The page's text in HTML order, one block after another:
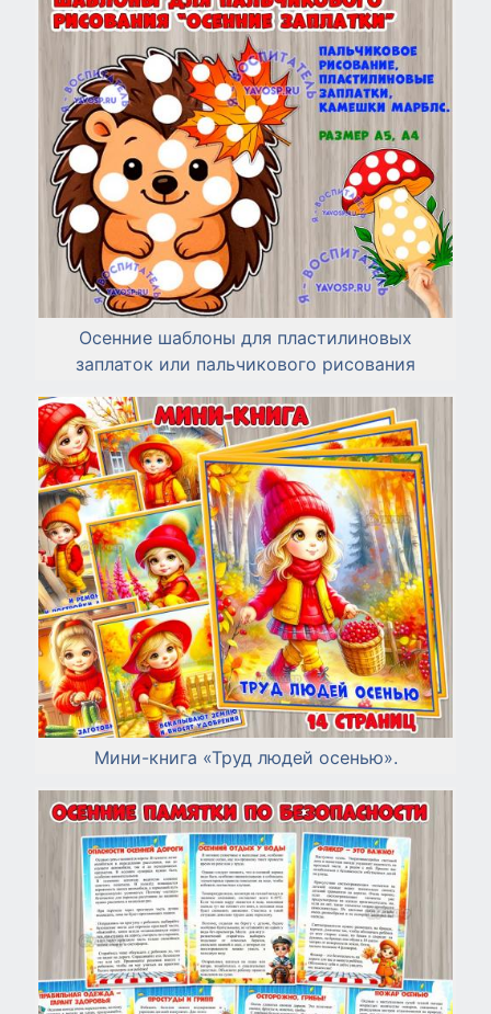
Осенние шаблоны для пластилиновых
заплаток или пальчикового рисования
Мини-книга «Труд людей осенью».